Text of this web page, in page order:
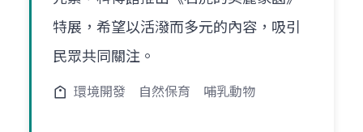
特展，希望以活潑而多元的內容，吸引
民眾共同關注。
環境開發 自然保育 哺乳動物